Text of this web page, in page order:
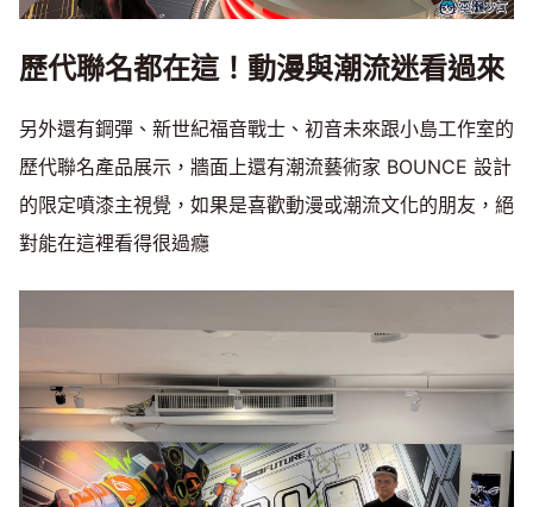
歷代聯名都在這！動漫與潮流迷看過來
另外還有鋼彈、新世紀福音戰士、初音未來跟小島工作室的
歷代聯名產品展示，牆面上還有潮流藝術家 BOUNCE 設計
的限定噴漆主視覺，如果是喜歡動漫或潮流文化的朋友，絕
對能在這裡看得很過癮